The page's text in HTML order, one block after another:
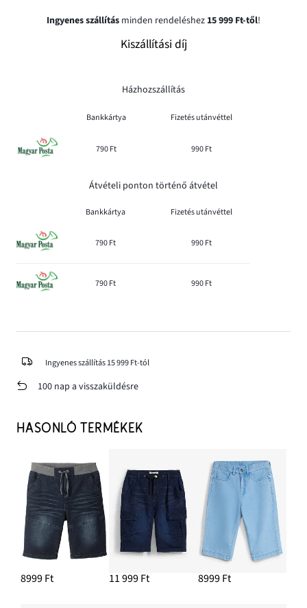
Ingyenes szállítás minden rendeléshez 15 999 Ft-től!
Kiszállítási díj
Házhozszállítás
Bankkártya Fizetés utánvéttel
790 Ft 990 Ft
Átvételi ponton történő átvétel
Bankkártya Fizetés utánvéttel
790 Ft 990 Ft
790 Ft 990 Ft
Ingyenes szállítás 15 999 Ft-tól
100 nap a visszaküldésre
HASONLÓ TERMÉKEK
8999 Ft 11 999 Ft 8999 Ft